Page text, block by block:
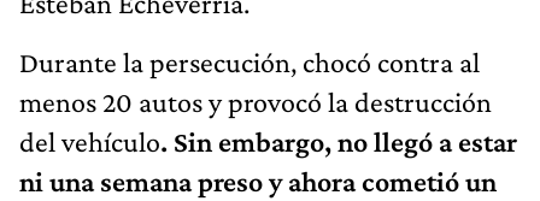
Durante la persecución, chocó contra al
menos 20 autos y provocó la destrucción
del vehículo. Sin embargo, no llegó a estar
ni una semana preso y ahora cometió un